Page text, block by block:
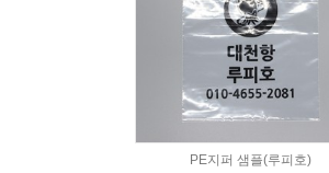
PE지퍼 샘플(루피호)